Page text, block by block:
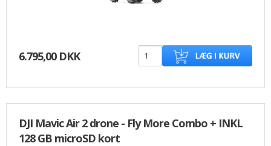
6.795,00 DKK
DJI Mavic Air 2 drone - Fly More Combo + INKL
128 GB microSD kort